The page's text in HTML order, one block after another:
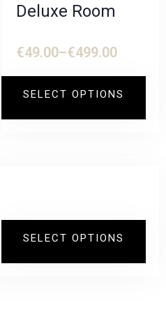
Deluxe Room
€49.00–€499.00
SELECT OPTIONS
SELECT OPTIONS